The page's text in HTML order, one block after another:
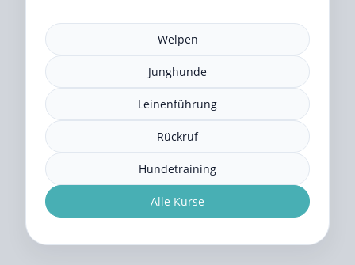
Welpen
Junghunde
Leinenführung
Rückruf
Hundetraining
Alle Kurse